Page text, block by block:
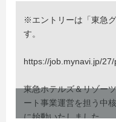
※エントリーは「東急
す。
https://job.mynavi.jp/
東急ホテルズ＆リゾー
ート事業運営を担う中
に始動いたしました。